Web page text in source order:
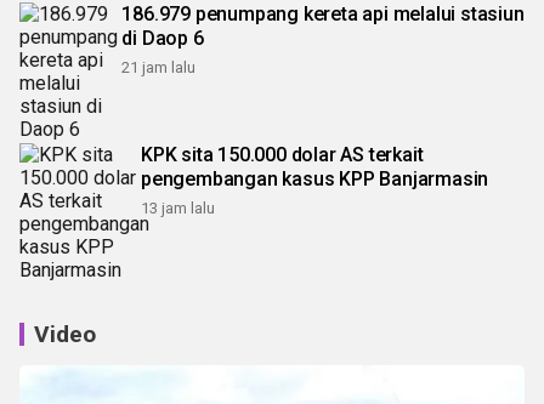
186.979 penumpang kereta api melalui stasiun
di Daop 6
21 jam lalu
KPK sita 150.000 dolar AS terkait
pengembangan kasus KPP Banjarmasin
13 jam lalu
Video